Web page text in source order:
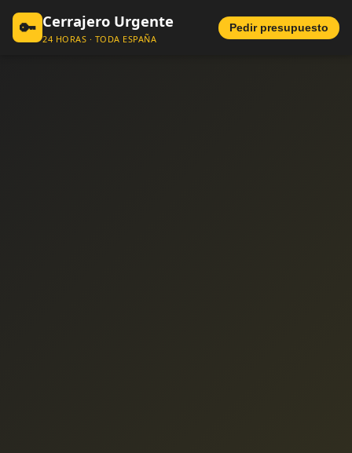
🔑 Cerrajero Urgente
24 HORAS · TODA ESPAÑA
Pedir presupuesto